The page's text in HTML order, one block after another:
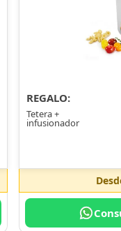
REGALO:
Tetera +
infusionador